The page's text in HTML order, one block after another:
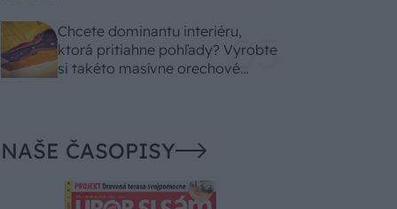
Chcete dominantu interiéru,
ktorá pritiahne pohľady? Vyrobte
si takéto masívne orechové
NAŠE ČASOPISY